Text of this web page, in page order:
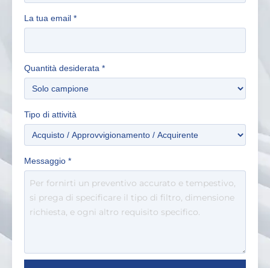
La tua email *
Quantità desiderata *
Tipo di attività
Messaggio *